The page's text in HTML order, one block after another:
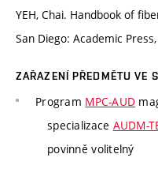
YEH, Chai. Handbook of
San Diego: Academic
ZAŘAZENÍ PŘEDMĚTU VE
Program MPC-AUD
specializace AUDM-
povinně volitelný